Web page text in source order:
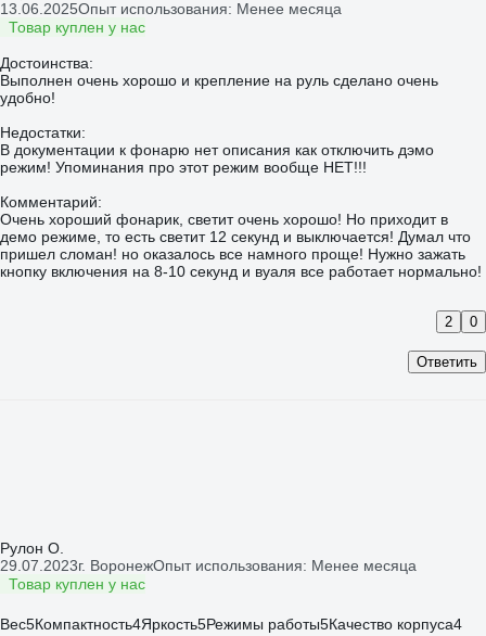
13.06.2025Опыт использования: Менее месяца
Товар куплен у нас
Достоинства:
Выполнен очень хорошо и крепление на руль сделано очень
удобно!
Недостатки:
В документации к фонарю нет описания как отключить дэмо
режим! Упоминания про этот режим вообще НЕТ!!!
Комментарий:
Очень хороший фонарик, светит очень хорошо! Но приходит в
демо режиме, то есть светит 12 секунд и выключается! Думал что
пришел сломан! но оказалось все намного проще! Нужно зажать
кнопку включения на 8-10 секунд и вуаля все работает нормально!
Ответить
2 0
Рулон О.
29.07.2023г. ВоронежОпыт использования: Менее месяца
Товар куплен у нас
Вес5Компактность4Яркость5Режимы работы5Качество корпуса4